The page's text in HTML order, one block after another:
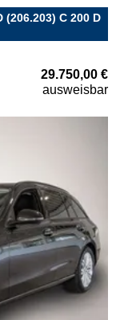
(206.203) C 200 D
29.750,00 €
ausweisbar